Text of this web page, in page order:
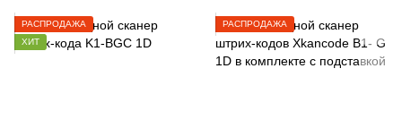
РАСПРОДАЖА
ХИТ
РАСПРОДАЖА